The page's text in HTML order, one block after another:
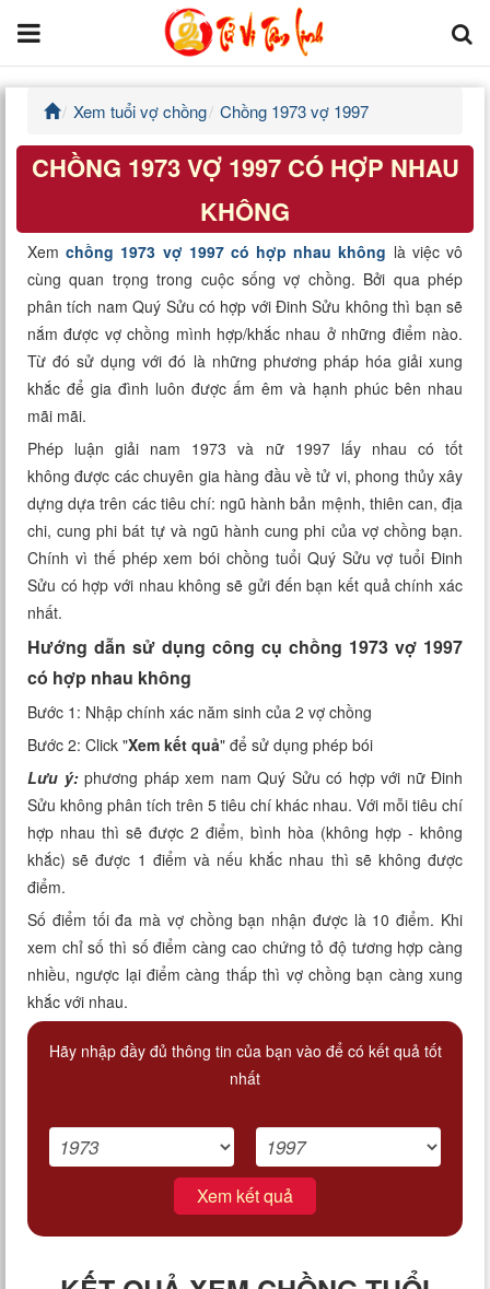
Trang chủ
Tử Vi Đẩu Số
Tử Vi 12 Con Giáp
Phong thủy
Kinh Dịch
Văn Hoa Tâm linh
Xem ngày
Xem tuổi
Xem bói
Tướng số
Cung hoàng đạo
Xem tuổi vợ chồng Chồng 1973 vợ 1997
CHỒNG 1973 VỢ 1997 CÓ HỢP NHAU
KHÔNG
Xem chồng 1973 vợ 1997 có hợp nhau không là việc vô
cùng quan trọng trong cuộc sống vợ chồng. Bởi qua phép
phân tích nam Quý Sửu có hợp với Đinh Sửu không thì bạn sẽ
nắm được vợ chồng mình hợp/khắc nhau ở những điểm nào.
Từ đó sử dụng với đó là những phương pháp hóa giải xung
khắc để gia đình luôn được ấm êm và hạnh phúc bên nhau
mãi mãi.
Phép luận giải nam 1973 và nữ 1997 lấy nhau có tốt
không được các chuyên gia hàng đầu về tử vi, phong thủy xây
dựng dựa trên các tiêu chí: ngũ hành bản mệnh, thiên can, địa
chi, cung phi bát tự và ngũ hành cung phi của vợ chồng bạn.
Chính vì thế phép xem bói chồng tuổi Quý Sửu vợ tuổi Đinh
Sửu có hợp với nhau không sẽ gửi đến bạn kết quả chính xác
nhất.
Hướng dẫn sử dụng công cụ chồng 1973 vợ 1997
có hợp nhau không
Bước 1: Nhập chính xác năm sinh của 2 vợ chồng
Bước 2: Click "Xem kết quả" để sử dụng phép bói
Lưu ý:phương pháp xem nam Quý Sửu có hợp với nữ Đinh
Sửu không phân tích trên 5 tiêu chí khác nhau. Với mỗi tiêu chí
hợp nhau thì sẽ được 2 điểm, bình hòa (không hợp - không
khắc) sẽ được 1 điểm và nếu khắc nhau thì sẽ không được
điểm.
Số điểm tối đa mà vợ chồng bạn nhận được là 10 điểm. Khi
xem chỉ số thì số điểm càng cao chứng tỏ độ tương hợp càng
nhiều, ngược lại điểm càng thấp thì vợ chồng bạn càng xung
khắc với nhau.
Hãy nhập đầy đủ thông tin của bạn vào để có kết quả tốt
nhất
Xem kết quả